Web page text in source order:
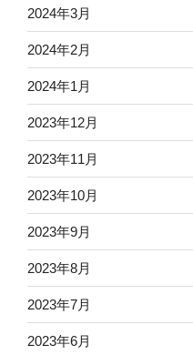
2024年3月
2024年2月
2024年1月
2023年12月
2023年11月
2023年10月
2023年9月
2023年8月
2023年7月
2023年6月